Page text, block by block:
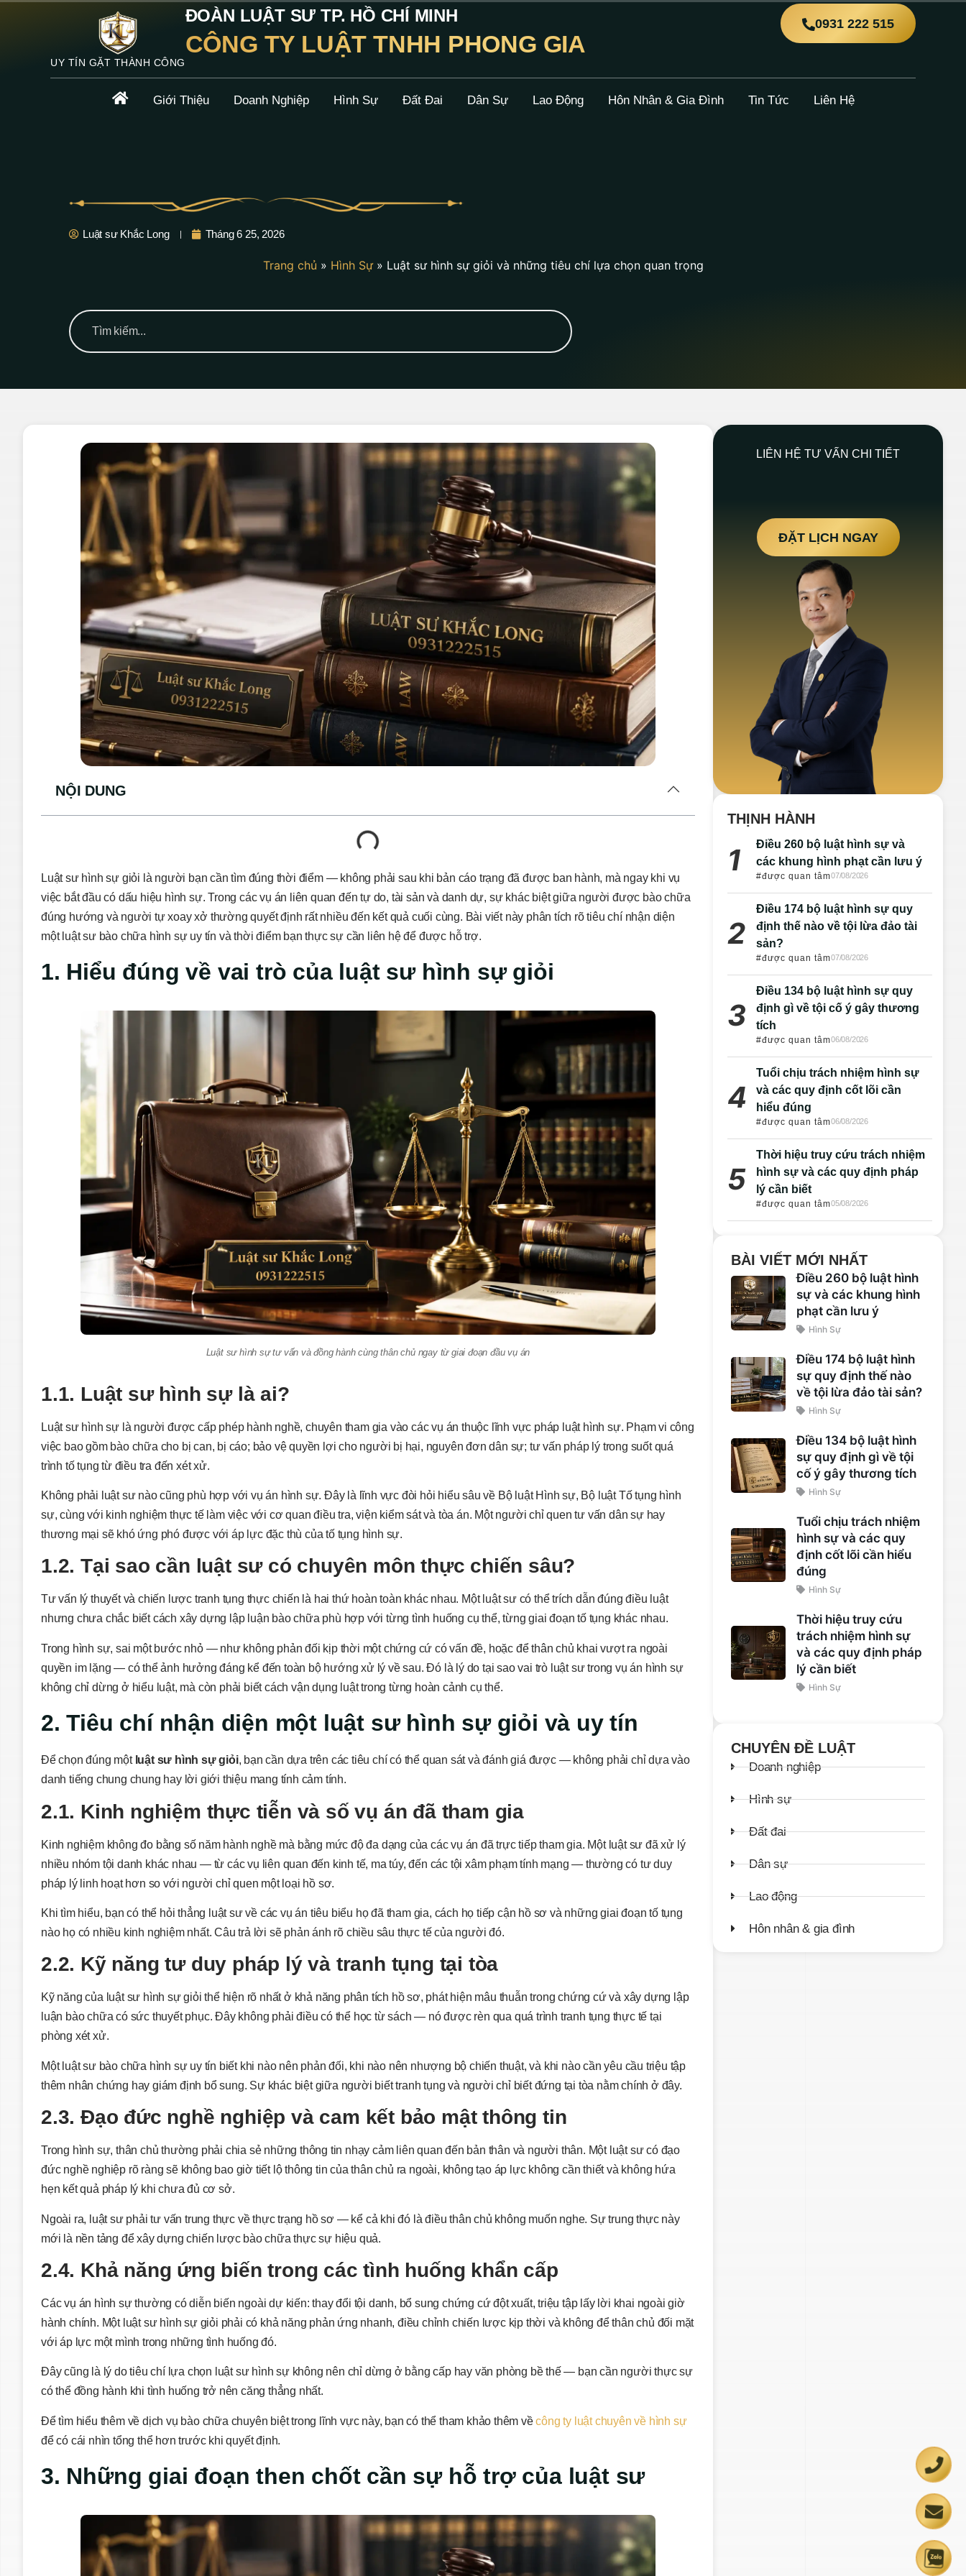
UY TÍN GẶT THÀNH CÔNG
ĐOÀN LUẬT SƯ TP. HỒ CHÍ MINH
CÔNG TY LUẬT TNHH PHONG GIA
0931 222 515
Giới Thiệu Doanh Nghiệp Hình Sự Đất Đai Dân Sự Lao Động Hôn Nhân & Gia Đình Tin Tức Liên Hệ
Luật sư Khắc Long Tháng 6 25, 2026
Trang chủ » Hình Sự» Luật sư hình sự giỏi và những tiêu chí lựa chọn quan trọng
NỘI DUNG
Luật sư hình sự giỏi là người bạn cần tìm đúng thời điểm — không phải sau khi bản cáo trạng đã được ban hành, mà ngay khi vụ
việc bắt đầu có dấu hiệu hình sự. Trong các vụ án liên quan đến tự do, tài sản và danh dự, sự khác biệt giữa người được bào chữa
đúng hướng và người tự xoay xở thường quyết định rất nhiều đến kết quả cuối cùng. Bài viết này phân tích rõ tiêu chí nhận diện
một luật sư bào chữa hình sự uy tín và thời điểm bạn thực sự cần liên hệ để được hỗ trợ.
1. Hiểu đúng về vai trò của luật sư hình sự giỏi
Luật sư hình sự tư vấn và đồng hành cùng thân chủ ngay từ giai đoạn đầu vụ án
1.1. Luật sư hình sự là ai?
Luật sư hình sự là người được cấp phép hành nghề, chuyên tham gia vào các vụ án thuộc lĩnh vực pháp luật hình sự. Phạm vi công
việc bao gồm bào chữa cho bị can, bị cáo; bảo vệ quyền lợi cho người bị hại, nguyên đơn dân sự; tư vấn pháp lý trong suốt quá
trình tố tụng từ điều tra đến xét xử.
Không phải luật sư nào cũng phù hợp với vụ án hình sự. Đây là lĩnh vực đòi hỏi hiểu sâu về Bộ luật Hình sự, Bộ luật Tố tụng hình
sự, cùng với kinh nghiệm thực tế làm việc với cơ quan điều tra, viện kiểm sát và tòa án. Một người chỉ quen tư vấn dân sự hay
thương mại sẽ khó ứng phó được với áp lực đặc thù của tố tụng hình sự.
1.2. Tại sao cần luật sư có chuyên môn thực chiến sâu?
Tư vấn lý thuyết và chiến lược tranh tụng thực chiến là hai thứ hoàn toàn khác nhau. Một luật sư có thể trích dẫn đúng điều luật
nhưng chưa chắc biết cách xây dựng lập luận bào chữa phù hợp với từng tình huống cụ thể, từng giai đoạn tố tụng khác nhau.
Trong hình sự, sai một bước nhỏ — như không phản đối kịp thời một chứng cứ có vấn đề, hoặc để thân chủ khai vượt ra ngoài
quyền im lặng — có thể ảnh hưởng đáng kể đến toàn bộ hướng xử lý về sau. Đó là lý do tại sao vai trò luật sư trong vụ án hình sự
không chỉ dừng ở hiểu luật, mà còn phải biết cách vận dụng luật trong từng hoàn cảnh cụ thể.
2. Tiêu chí nhận diện một luật sư hình sự giỏi và uy tín
Để chọn đúng một luật sư hình sự giỏi, bạn cần dựa trên các tiêu chí có thể quan sát và đánh giá được — không phải chỉ dựa vào
danh tiếng chung chung hay lời giới thiệu mang tính cảm tính.
2.1. Kinh nghiệm thực tiễn và số vụ án đã tham gia
Kinh nghiệm không đo bằng số năm hành nghề mà bằng mức độ đa dạng của các vụ án đã trực tiếp tham gia. Một luật sư đã xử lý
nhiều nhóm tội danh khác nhau — từ các vụ liên quan đến kinh tế, ma túy, đến các tội xâm phạm tính mạng — thường có tư duy
pháp lý linh hoạt hơn so với người chỉ quen một loại hồ sơ.
Khi tìm hiểu, bạn có thể hỏi thẳng luật sư về các vụ án tiêu biểu họ đã tham gia, cách họ tiếp cận hồ sơ và những giai đoạn tố tụng
nào họ có nhiều kinh nghiệm nhất. Câu trả lời sẽ phản ánh rõ chiều sâu thực tế của người đó.
2.2. Kỹ năng tư duy pháp lý và tranh tụng tại tòa
Kỹ năng của luật sư hình sự giỏi thể hiện rõ nhất ở khả năng phân tích hồ sơ, phát hiện mâu thuẫn trong chứng cứ và xây dựng lập
luận bào chữa có sức thuyết phục. Đây không phải điều có thể học từ sách — nó được rèn qua quá trình tranh tụng thực tế tại
phòng xét xử.
Một luật sư bào chữa hình sự uy tín biết khi nào nên phản đối, khi nào nên nhượng bộ chiến thuật, và khi nào cần yêu cầu triệu tập
thêm nhân chứng hay giám định bổ sung. Sự khác biệt giữa người biết tranh tụng và người chỉ biết đứng tại tòa nằm chính ở đây.
2.3. Đạo đức nghề nghiệp và cam kết bảo mật thông tin
Trong hình sự, thân chủ thường phải chia sẻ những thông tin nhạy cảm liên quan đến bản thân và người thân. Một luật sư có đạo
đức nghề nghiệp rõ ràng sẽ không bao giờ tiết lộ thông tin của thân chủ ra ngoài, không tạo áp lực không cần thiết và không hứa
hẹn kết quả pháp lý khi chưa đủ cơ sở.
Ngoài ra, luật sư phải tư vấn trung thực về thực trạng hồ sơ — kể cả khi đó là điều thân chủ không muốn nghe. Sự trung thực này
mới là nền tảng để xây dựng chiến lược bào chữa thực sự hiệu quả.
2.4. Khả năng ứng biến trong các tình huống khẩn cấp
Các vụ án hình sự thường có diễn biến ngoài dự kiến: thay đổi tội danh, bổ sung chứng cứ đột xuất, triệu tập lấy lời khai ngoài giờ
hành chính. Một luật sư hình sự giỏi phải có khả năng phản ứng nhanh, điều chỉnh chiến lược kịp thời và không để thân chủ đối mặt
với áp lực một mình trong những tình huống đó.
Đây cũng là lý do tiêu chí lựa chọn luật sư hình sự không nên chỉ dừng ở bằng cấp hay văn phòng bề thế — bạn cần người thực sự
có thể đồng hành khi tình huống trở nên căng thẳng nhất.
Để tìm hiểu thêm về dịch vụ bào chữa chuyên biệt trong lĩnh vực này, bạn có thể tham khảo thêm vềcông ty luật chuyên về hình sự
để có cái nhìn tổng thể hơn trước khi quyết định.
3. Những giai đoạn then chốt cần sự hỗ trợ của luật sư
LIÊN HỆ TƯ VẤN CHI TIẾT
ĐẶT LỊCH NGAY
THỊNH HÀNH
Điều 260 bộ luật hình sự và
các khung hình phạt cần lưu ý
#được quan tâm07/08/2026
Điều 174 bộ luật hình sự quy
định thế nào về tội lừa đảo tài
sản?
#được quan tâm07/08/2026
Điều 134 bộ luật hình sự quy
định gì về tội cố ý gây thương
tích
#được quan tâm06/08/2026
Tuổi chịu trách nhiệm hình sự
và các quy định cốt lõi cần
hiểu đúng
#được quan tâm06/08/2026
Thời hiệu truy cứu trách nhiệm
hình sự và các quy định pháp
lý cần biết
#được quan tâm05/08/2026
BÀI VIẾT MỚI NHẤT
Điều 260 bộ luật hình
sự và các khung hình
phạt cần lưu ý
Hình Sự
Điều 174 bộ luật hình
sự quy định thế nào
về tội lừa đảo tài sản?
Hình Sự
Điều 134 bộ luật hình
sự quy định gì về tội
cố ý gây thương tích
Hình Sự
Tuổi chịu trách nhiệm
hình sự và các quy
định cốt lõi cần hiểu
đúng
Hình Sự
Thời hiệu truy cứu
trách nhiệm hình sự
và các quy định pháp
lý cần biết
Hình Sự
CHUYÊN ĐỀ LUẬT
Doanh nghiệp
Hình sự
Đất đai
Dân sự
Lao động
Hôn nhân & gia đình